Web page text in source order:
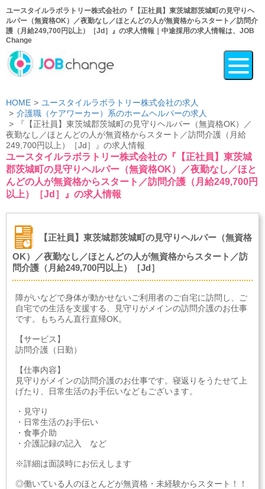
ユースタイルラボラトリー株式会社の『【正社員】東茨城郡茨城町の見守りヘ
ルパー（無資格OK）／夜勤なし／ほとんどの人が無資格からスタート／訪問介
護（月給249,700円以上）［Jd］』の求人情報｜中途採用の求人情報は、JOB
Change
HOME
ユースタイルラボラトリー株式会社の求人
介護職（ケアワーカー）系のホームヘルパーの求人
『【正社員】東茨城郡茨城町の見守りヘルパー（無資格OK）／
夜勤なし／ほとんどの人が無資格からスタート／訪問介護（月給
249,700円以上）［Jd］』の求人情報
ユースタイルラボラトリー株式会社の『【正社員】東茨城
郡茨城町の見守りヘルパー（無資格OK）／夜勤なし／ほと
んどの人が無資格からスタート／訪問介護（月給249,700円
以上）［Jd］』の求人情報
【正社員】東茨城郡茨城町の見守りヘルパー（無資格
OK）／夜勤なし／ほとんどの人が無資格からスタート／訪
問介護（月給249,700円以上）［Jd］
障がいなどで身体が動かせないご利用者のご自宅に訪問し、ご
自宅での生活を支援する、見守りがメインの訪問介護のお仕事
です。もちろん直行直帰OK。
【サービス】
訪問介護（日勤）
【仕事内容】
見守りがメインの訪問介護のお仕事です。寝返りをうたせて上
げたり、日常生活のお手伝いなどもございます。
・見守り
・日常生活のお手伝い
・食事介助
・介護記録の記入 など
※詳細は面談時にお伝えします
◎働いている人のほとんどが無資格・未経験からスタート！！